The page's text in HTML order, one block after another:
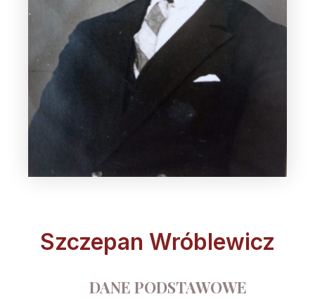
Szczepan Wróblewicz
DANE PODSTAWOWE